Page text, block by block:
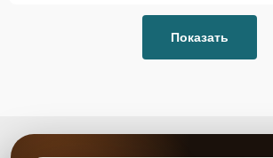
Показать